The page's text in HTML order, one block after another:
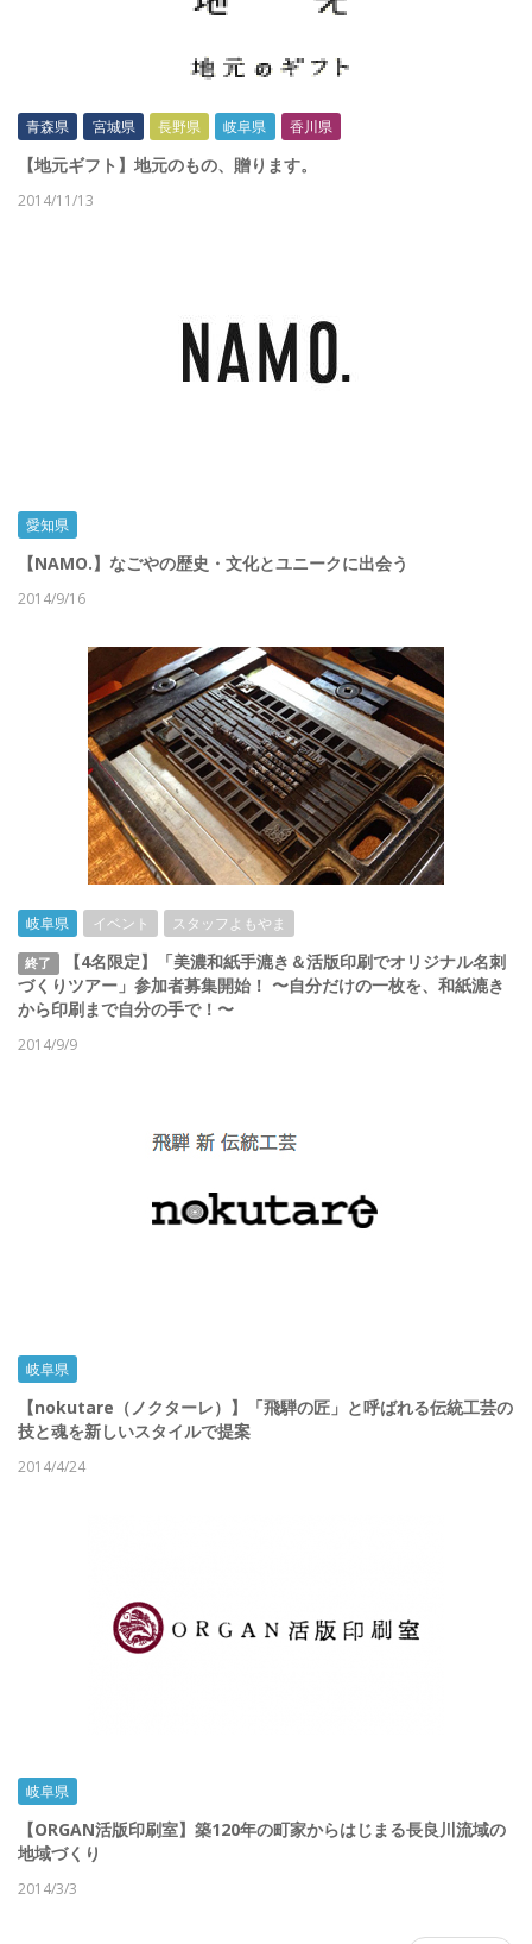
青森県 宮城県 長野県 岐阜県 香川県
【地元ギフト】地元のもの、贈ります。
2014/11/13
愛知県
【NAMO.】なごやの歴史・文化とユニークに出会う
2014/9/16
岐阜県 イベント スタッフよもやま
終了
【4名限定】「美濃和紙手漉き＆活版印刷でオリジナル名刺
づくりツアー」参加者募集開始！ 〜自分だけの一枚を、和紙漉き
から印刷まで自分の手で！〜
2014/9/9
岐阜県
【nokutare（ノクターレ）】「飛騨の匠」と呼ばれる伝統工芸の
技と魂を新しいスタイルで提案
2014/4/24
岐阜県
【ORGAN活版印刷室】築120年の町家からはじまる長良川流域の
地域づくり
2014/3/3